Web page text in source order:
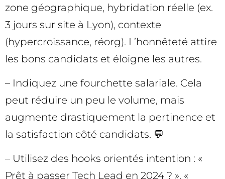
zone géographique, hybridation réelle (ex.
3 jours sur site à Lyon), contexte
(hypercroissance, réorg). L’honnêteté attire
les bons candidats et éloigne les autres.
– Indiquez une fourchette salariale. Cela
peut réduire un peu le volume, mais
augmente drastiquement la pertinence et
la satisfaction côté candidats. 💬
– Utilisez des hooks orientés intention : «
Prêt à passer Tech Lead en 2024 ? », «